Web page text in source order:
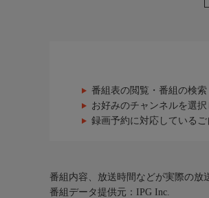
番組表の閲覧・番組の検
お好みのチャンネルを選
録画予約に対応している
番組内容、放送時間などが実際の放
番組データ提供元：IPG Inc.